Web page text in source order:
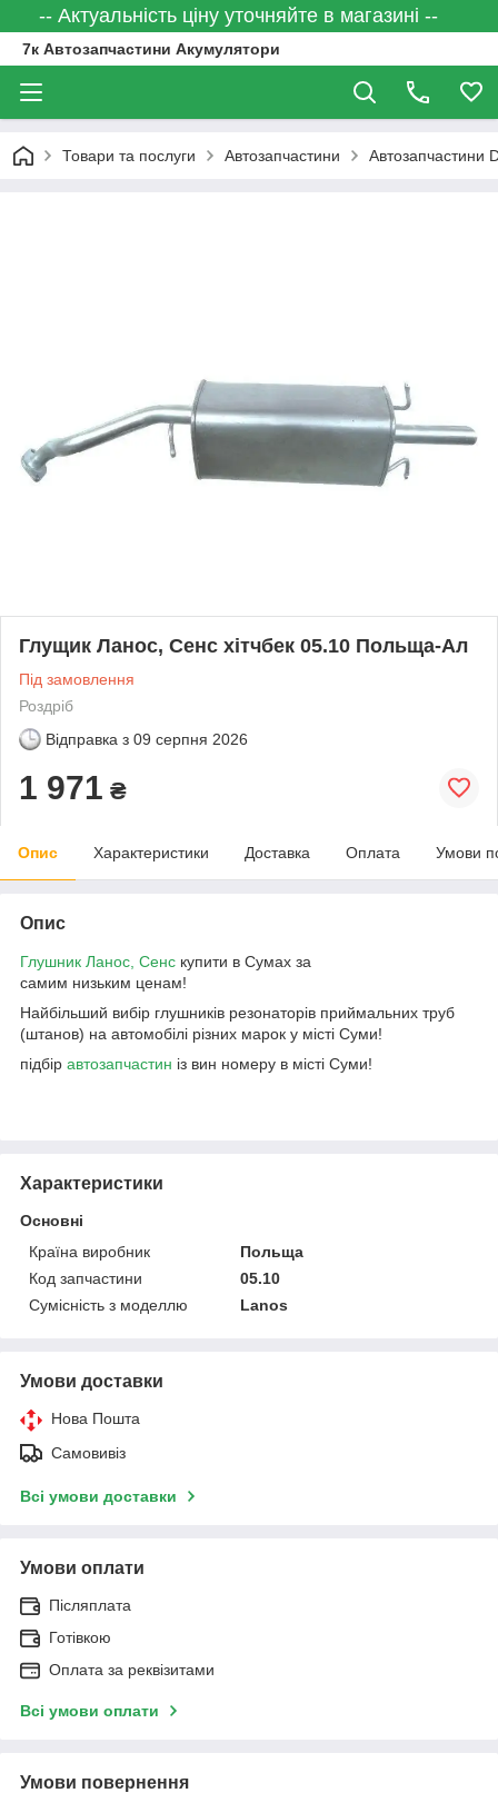
-- Актуальність ціну уточняйте в магазині --
7к Автозапчастини Акумулятори
Товари та послуги Автозапчастини Автозапчастини
Глущик Ланос, Сенс хітчбек 05.10 Польща-Ал
Під замовлення
Роздріб
Відправка з 09 серпня 2026
1 971 ₴
Опис Характеристики Доставка Оплата Умови
Опис
Глушник Ланос, Сенс купити в Сумах за
самим низьким ценам!
Найбільший вибір глушників резонаторів приймальних труб
(штанов) на автомобілі різних марок у місті Суми!
підбір автозапчастин із вин номеру в місті Суми!
Характеристики
Основні
Країна виробник
Польща
Код запчастини
05.10
Сумісність з моделлю
Lanos
Умови доставки
Нова Пошта
Самовивіз
Всі умови доставки
Умови оплати
Післяплата
Готівкою
Оплата за реквізитами
Всі умови оплати
Умови повернення